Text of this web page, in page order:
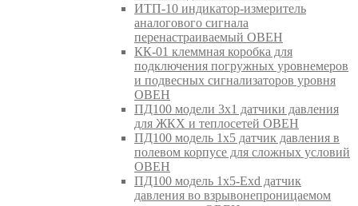
ИТП-10 индикатор-измеритель
аналогового сигнала
перенастраиваемый ОВЕН
КК-01 клеммная коробка для
подключения погружных уровнемеров
и подвесных сигнализаторов уровня
ОВЕН
ПД100 модели 3х1 датчики давления
для ЖКХ и теплосетей ОВЕН
ПД100 модель 1х5 датчик давления в
полевом корпусе для сложных условий
ОВЕН
ПД100 модель 1х5-Exd датчик
давления во взрывонепроницаемом